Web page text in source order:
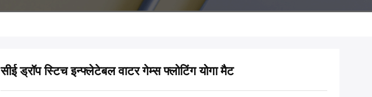
सीई ड्रॉप स्टिच इन्फ्लेटेबल वाटर गेम्स फ्लोटिंग योगा मैट